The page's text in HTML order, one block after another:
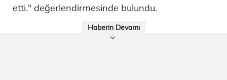
etti." değerlendirmesinde bulundu.
Haberin Devamı